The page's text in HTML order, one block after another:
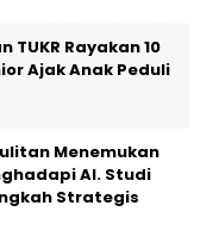
TUKR Rayakan 10
Ajak Anak Peduli
Menemukan
AI. Studi
Strategis